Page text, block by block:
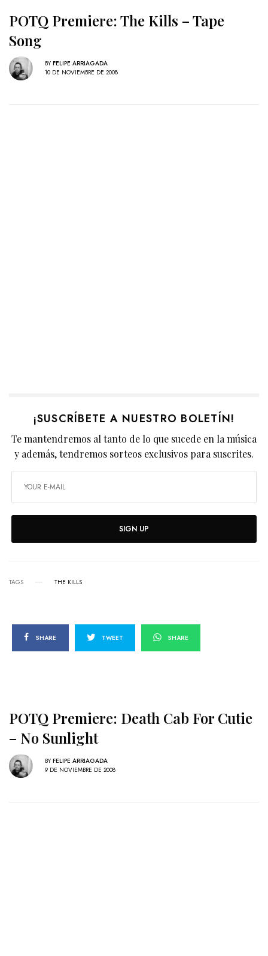
POTQ Premiere: The Kills – Tape
Song
BY FELIPE ARRIAGADA
10 DE NOVIEMBRE DE 2008
¡SUSCRÍBETE A NUESTRO BOLETÍN!
Te mantendremos al tanto de lo que sucede en la música
y además, tendremos sorteos exclusivos para suscrites.
SIGN UP
TAGS THE KILLS
SHARE TWEET SHARE
POTQ Premiere: Death Cab For Cutie
– No Sunlight
BY FELIPE ARRIAGADA
9 DE NOVIEMBRE DE 2008